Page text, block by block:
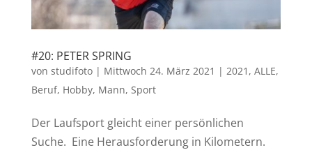
#20: PETER SPRING
von studifoto| Mittwoch 24. März 2021 | 2021 , ALLE,
Beruf, Hobby, Mann, Sport
Der Laufsport gleicht einer persönlichen
Suche. Eine Herausforderung in Kilometern.